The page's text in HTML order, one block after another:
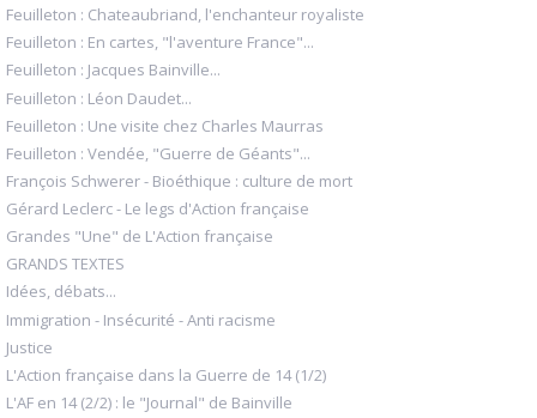
Feuilleton : Chateaubriand, l'enchanteur royaliste
Feuilleton : En cartes, "l'aventure France"...
Feuilleton : Jacques Bainville...
Feuilleton : Léon Daudet...
Feuilleton : Une visite chez Charles Maurras
Feuilleton : Vendée, "Guerre de Géants"...
François Schwerer - Bioéthique : culture de mort
Gérard Leclerc - Le legs d'Action française
Grandes "Une" de L'Action française
GRANDS TEXTES
Idées, débats...
Immigration - Insécurité - Anti racisme
Justice
L'Action française dans la Guerre de 14 (1/2)
L'AF en 14 (2/2) : le "Journal" de Bainville